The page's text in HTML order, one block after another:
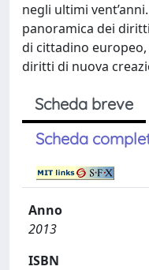
negli ultimi
panoramica dei
di cittadino
diritti di nuova
Scheda breve
Scheda
Anno
2013
ISBN